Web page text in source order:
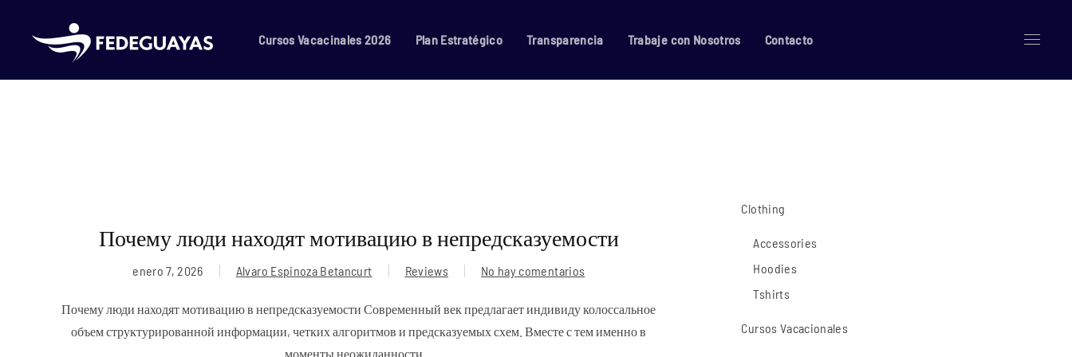
Skip to main content Cursos Vacacinales 2026 Plan Estratégico Transparencia Trabaje con Nosotros Contacto
Почему люди находят мотивацию в непредсказуемости
enero 7, 2026 Alvaro Espinoza Betancurt Reviews No hay comentarios
en
Почему люди находят мотивацию в непредсказуемости Современный век предлагает индивиду колоссальное
объем структурированной информации, четких алгоритмов и предсказуемых схем. Вместе с тем именно в
моменты неожиданности...
Clothing
Accessories
Hoodies
Tshirts
Cursos Vacacionales